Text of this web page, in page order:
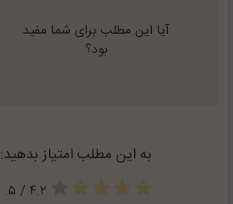
آیا این مطلب برای شما مفید
بود؟
به این مطلب امتیاز بدهید:
۴.۲ / ۵. تعداد: